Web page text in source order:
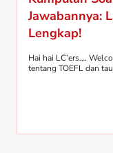
Jawabannya:
Lengkap!
Hai hai LC’ers….
tentang TOEFL dan